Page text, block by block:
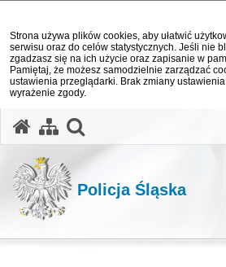
Strona używa plików cookies, aby ułatwić
serwisu oraz do celów statystycznych. Jeśli nie
zgadzasz się na ich użycie oraz zapisanie w
Pamiętaj, że możesz samodzielnie zarządzać
ustawienia przeglądarki. Brak zmiany
wyrażenie zgody.
Policja Śląska